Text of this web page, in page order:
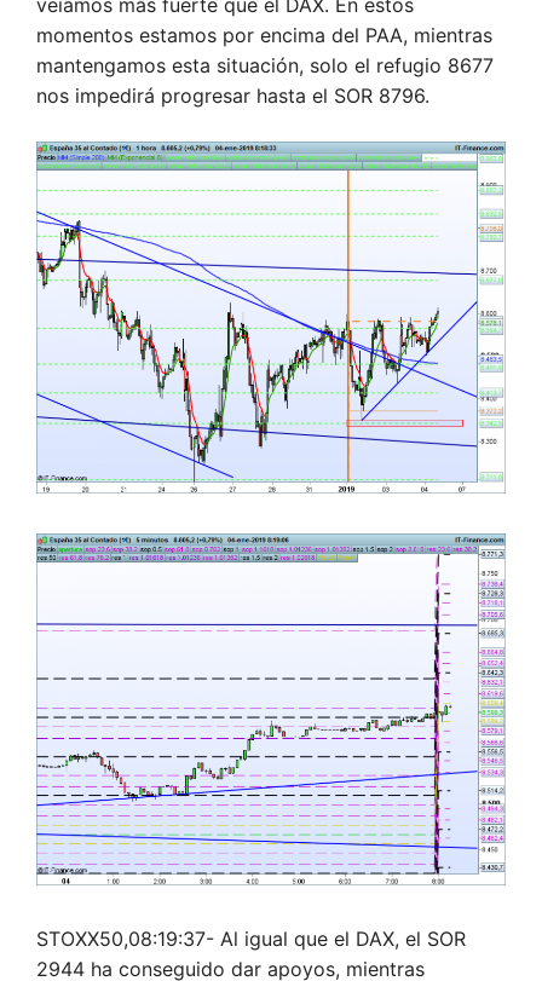
momentos estamos por encima del PAA, mientras
mantengamos esta situación, solo el refugio 8677
nos impedirá progresar hasta el SOR 8796.
STOXX50,08:19:37- Al igual que el DAX, el SOR
2944 ha conseguido dar apoyos, mientras